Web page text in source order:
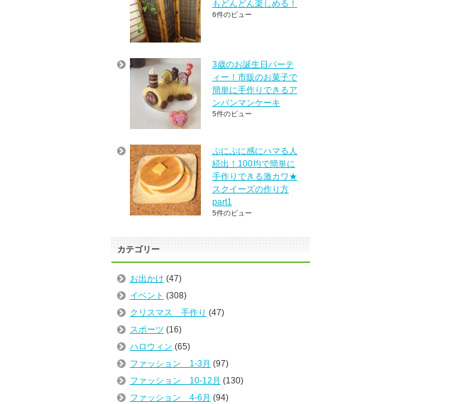
もどんどん楽しめる！
6件のビュー
3歳のお誕生日パーテ
ィー！市販のお菓子で
簡単に手作りできるア
ンパンマンケーキ
5件のビュー
ぷにぷに感にハマる人
続出！100均で簡単に
手作りできる激カワ★
スクイーズの作り方
part1
5件のビュー
カテゴリー
お出かけ (47)
イベント (308)
クリスマス 手作り (47)
スポーツ (16)
ハロウィン (65)
ファッション 1-3月 (97)
ファッション 10-12月 (130)
ファッション 4-6月 (94)